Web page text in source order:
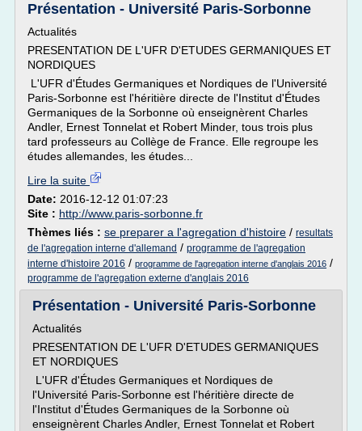
Présentation - Université Paris-Sorbonne
Actualités
PRESENTATION DE L'UFR D'ETUDES GERMANIQUES ET
NORDIQUES
L'UFR d'Études Germaniques et Nordiques de l'Université
Paris-Sorbonne est l'héritière directe de l'Institut d'Études
Germaniques de la Sorbonne où enseignèrent Charles
Andler, Ernest Tonnelat et Robert Minder, tous trois plus
tard professeurs au Collège de France. Elle regroupe les
études allemandes, les études...
Lire la suite
Date: 2016-12-12 01:07:23
Site : http://www.paris-sorbonne.fr
Thèmes liés : se preparer a l'agregation d'histoire / resultats
de l'agregation interne d'allemand / programme de l'agregation
interne d'histoire 2016 / programme de l'agregation interne d'anglais 2016 /
programme de l'agregation externe d'anglais 2016
Présentation - Université Paris-Sorbonne
Actualités
PRESENTATION DE L'UFR D'ETUDES GERMANIQUES
ET NORDIQUES
L'UFR d'Études Germaniques et Nordiques de
l'Université Paris-Sorbonne est l'héritière directe de
l'Institut d'Études Germaniques de la Sorbonne où
enseignèrent Charles Andler, Ernest Tonnelat et Robert